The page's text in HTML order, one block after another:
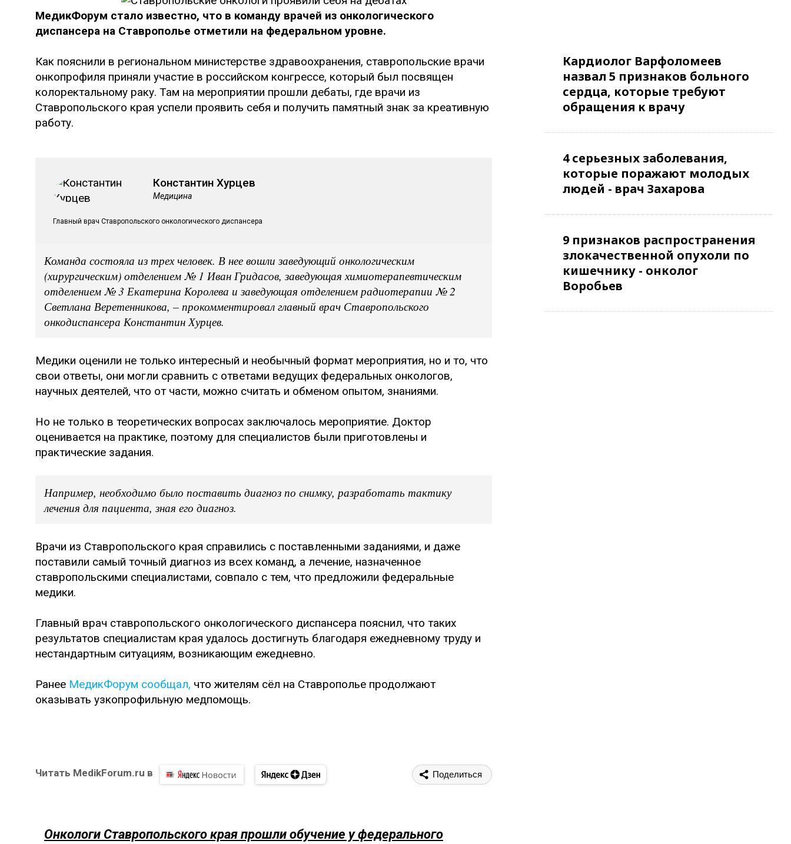
МедикФорум стало известно, что в команду врачей из онкологического
диспансера на Ставрополье отметили на федеральном уровне.
Как пояснили в региональном министерстве здравоохранения, ставропольские врачи
онкопрофиля приняли участие в российском конгрессе, который был посвящен
колоректальному раку. Там на мероприятии прошли дебаты, где врачи из
Ставропольского края успели проявить себя и получить памятный знак за креативную
работу.
Константин Хурцев
Медицина
Главный врач Ставропольского онкологического диспансера
Команда состояла из трех человек. В нее вошли заведующий онкологическим
(хирургическим) отделением № 1 Иван Гридасов, заведующая химиотерапевтическим
отделением № 3 Екатерина Королева и заведующая отделением радиотерапии № 2
Светлана Веретенникова, – прокомментировал главный врач Ставропольского
онкодиспансера Константин Хурцев.
Медики оценили не только интересный и необычный формат мероприятия, но и то, что
свои ответы, они могли сравнить с ответами ведущих федеральных онкологов,
научных деятелей, что от части, можно считать и обменом опытом, знаниями.
Но не только в теоретических вопросах заключалось мероприятие. Доктор
оценивается на практике, поэтому для специалистов были приготовлены и
практические задания.
Например, необходимо было поставить диагноз по снимку, разработать тактику
лечения для пациента, зная его диагноз.
Врачи из Ставропольского края справились с поставленными заданиями, и даже
поставили самый точный диагноз из всех команд, а лечение, назначенное
ставропольскими специалистами, совпало с тем, что предложили федеральные
медики.
Главный врач ставропольского онкологического диспансера пояснил, что таких
результатов специалистам края удалось достигнуть благодаря ежедневному труду и
нестандартным ситуациям, возникающим ежедневно.
Ранее МедикФорум сообщал, что жителям сёл на Ставрополье продолжают
оказывать узкопрофильную медпомощь.
Читать MedikForum.ru в Поделиться
Онкологи Ставропольского края прошли обучение у федерального
Кардиолог Варфоломеев
назвал 5 признаков больного
сердца, которые требуют
обращения к врачу
4 серьезных заболевания,
которые поражают молодых
людей - врач Захарова
9 признаков распространения
злокачественной опухоли по
кишечнику - онколог
Воробьев